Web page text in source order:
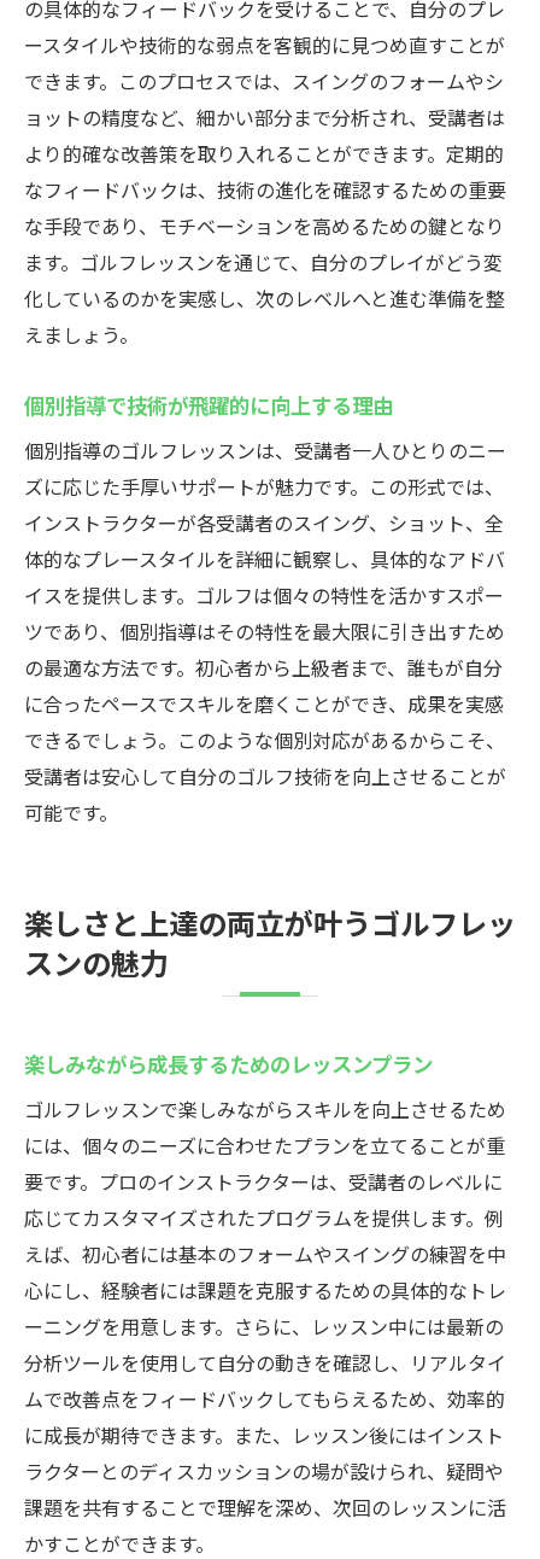
の具体的なフィードバックを受けることで、自分のプレ
ースタイルや技術的な弱点を客観的に見つめ直すことが
できます。このプロセスでは、スイングのフォームやシ
ョットの精度など、細かい部分まで分析され、受講者は
より的確な改善策を取り入れることができます。定期的
なフィードバックは、技術の進化を確認するための重要
な手段であり、モチベーションを高めるための鍵となり
ます。ゴルフレッスンを通じて、自分のプレイがどう変
化しているのかを実感し、次のレベルへと進む準備を整
えましょう。
個別指導で技術が飛躍的に向上する理由
個別指導のゴルフレッスンは、受講者一人ひとりのニー
ズに応じた手厚いサポートが魅力です。この形式では、
インストラクターが各受講者のスイング、ショット、全
体的なプレースタイルを詳細に観察し、具体的なアドバ
イスを提供します。ゴルフは個々の特性を活かすスポー
ツであり、個別指導はその特性を最大限に引き出すため
の最適な方法です。初心者から上級者まで、誰もが自分
に合ったペースでスキルを磨くことができ、成果を実感
できるでしょう。このような個別対応があるからこそ、
受講者は安心して自分のゴルフ技術を向上させることが
可能です。
楽しさと上達の両立が叶うゴルフレッ
スンの魅力
楽しみながら成長するためのレッスンプラン
ゴルフレッスンで楽しみながらスキルを向上させるため
には、個々のニーズに合わせたプランを立てることが重
要です。プロのインストラクターは、受講者のレベルに
応じてカスタマイズされたプログラムを提供します。例
えば、初心者には基本のフォームやスイングの練習を中
心にし、経験者には課題を克服するための具体的なトレ
ーニングを用意します。さらに、レッスン中には最新の
分析ツールを使用して自分の動きを確認し、リアルタイ
ムで改善点をフィードバックしてもらえるため、効率的
に成長が期待できます。また、レッスン後にはインスト
ラクターとのディスカッションの場が設けられ、疑問や
課題を共有することで理解を深め、次回のレッスンに活
かすことができます。